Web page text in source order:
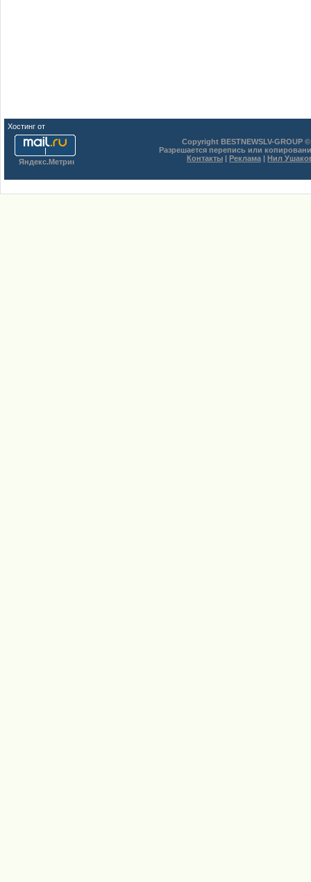
Хостинг от
Copyright BESTNEWSLV-GROUP
Разрешается перепись или
Контакты | Реклама | Нил